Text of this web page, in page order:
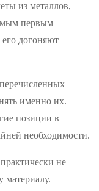
из металлов,
первым
его догоняют
именно их.
позиции в
необходимости.
не
материалу.